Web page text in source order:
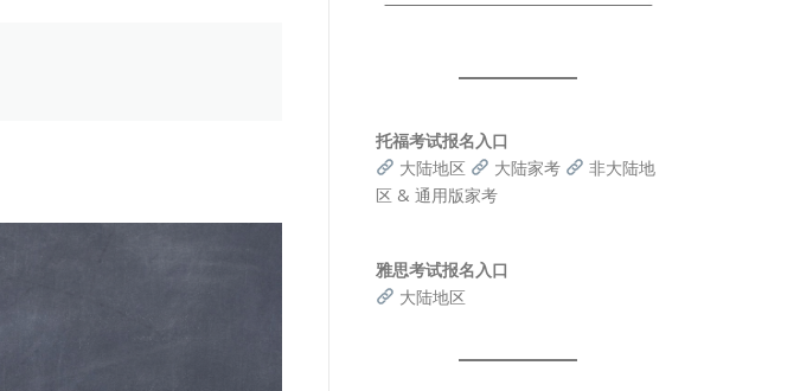
托福考试报名入口
大陆地区
大陆家考
非大陆地
区 & 通用版家考
雅思考试报名入口
大陆地区